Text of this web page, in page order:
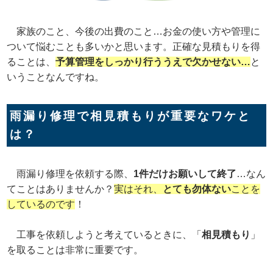
家族のこと、今後の出費のこと…お金の使い方や管理に
ついて悩むことも多いかと思います。正確な見積もりを得
ることは、予算管理をしっかり行ううえで欠かせない…と
いうことなんですね。
雨漏り修理で相見積もりが重要なワケと
は？
雨漏り修理を依頼する際、 1件だけお願いして終了 …なん
てことはありませんか？実はそれ、 とても勿体ないことを
しているのです ！
工事を依頼しようと考えているときに、「相見積もり 」
を取ることは非常に重要です。